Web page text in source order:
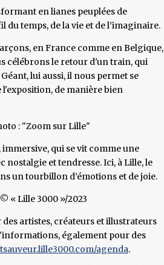
en lianes peuplées de
temps, de la vie et de l’imaginaire.
en France comme en Belgique,
célébrons le retour d'un train, qui
lui aussi, il nous permet se
de manière bien
: "Zoom sur Lille"
qui se vit comme une
nostalgie et tendresse. Ici, à Lille, le
un tourbillon d’émotions et de joie.
« Lille 3000 »/2023
artistes, créateurs et illustrateurs
également pour des
agenda.